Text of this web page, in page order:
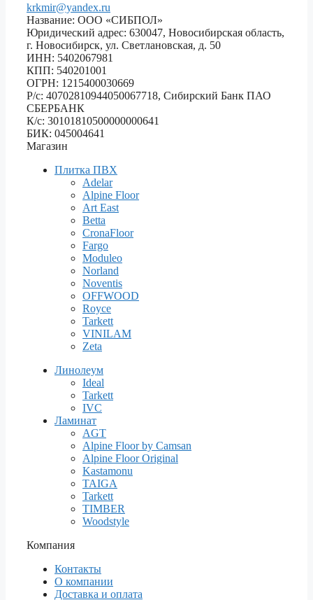
krkmir@yandex.ru
Название: ООО «СИБПОЛ»
Юридический адрес: 630047, Новосибирская область,
г. Новосибирск, ул. Светлановская, д. 50
ИНН: 5402067981
КПП: 540201001
ОГРН: 1215400030669
Р/с: 40702810944050067718, Сибирский Банк ПАО
СБЕРБАНК
К/с: 30101810500000000641
БИК: 045004641
Магазин
Плитка ПВХ
Adelar
Alpine Floor
Art East
Betta
CronaFloor
Fargo
Moduleo
Norland
Noventis
OFFWOOD
Royce
Tarkett
VINILAM
Zeta
Линолеум
Ideal
Tarkett
IVC
Ламинат
AGT
Alpine Floor by Camsan
Alpine Floor Original
Kastamonu
TAIGA
Tarkett
TIMBER
Woodstyle
Компания
Контакты
О компании
Доставка и оплата